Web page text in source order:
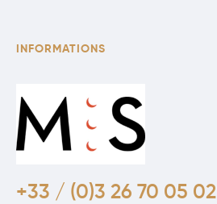
INFORMATIONS
+33 / (0)3 26 70 05 02